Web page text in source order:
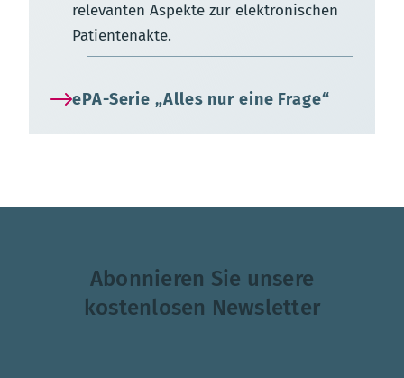
relevanten Aspekte zur elektronischen
Patientenakte.
ePA-Serie „Alles nur eine Frage“
Abonnieren Sie unsere
kostenlosen Newsletter